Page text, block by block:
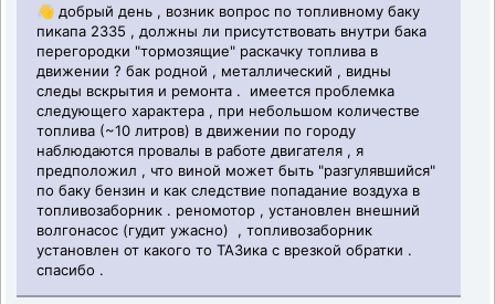
👋 добрый день , возник вопрос по топливному баку
пикапа 2335 , должны ли присутствовать внутри бака
перегородки "тормозящие" раскачку топлива в
движении ? бак родной , металлический , видны
следы вскрытия и ремонта . имеется проблемка
следующего характера , при небольшом количестве
топлива (~10 литров) в движении по городу
наблюдаются провалы в работе двигателя , я
предположил , что виной может быть "разгулявшийся"
по баку бензин и как следствие попадание воздуха в
топливозаборник . реномотор , установлен внешний
волгонасос (гудит ужасно) , топливозаборник
установлен от какого то ТАЗика с врезкой обратки .
спасибо .